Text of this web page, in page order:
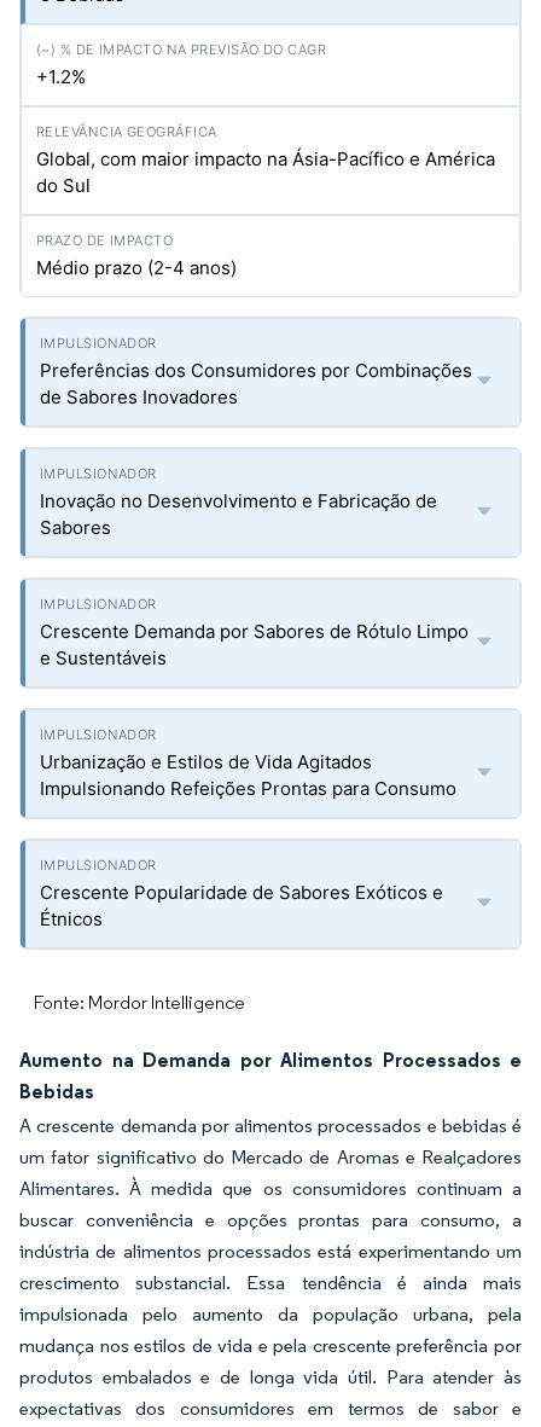
+1.2%
Global, com maior impacto na Ásia-Pacífico e América
do Sul
Médio prazo (2-4 anos)
Preferências dos Consumidores por Combinações
de Sabores Inovadores
Inovação no Desenvolvimento e Fabricação de
Sabores
Crescente Demanda por Sabores de Rótulo Limpo
e Sustentáveis
Urbanização e Estilos de Vida Agitados
Impulsionando Refeições Prontas para Consumo
Crescente Popularidade de Sabores Exóticos e
Étnicos
Fonte: Mordor Intelligence
Aumento na Demanda por Alimentos Processados e
Bebidas
A crescente demanda por alimentos processados e bebidas é
um fator significativo do Mercado de Aromas e Realçadores
Alimentares. À medida que os consumidores continuam a
buscar conveniência e opções prontas para consumo, a
indústria de alimentos processados está experimentando um
crescimento substancial. Essa tendência é ainda mais
impulsionada pelo aumento da população urbana, pela
mudança nos estilos de vida e pela crescente preferência por
produtos embalados e de longa vida útil. Para atender às
expectativas dos consumidores em termos de sabor e